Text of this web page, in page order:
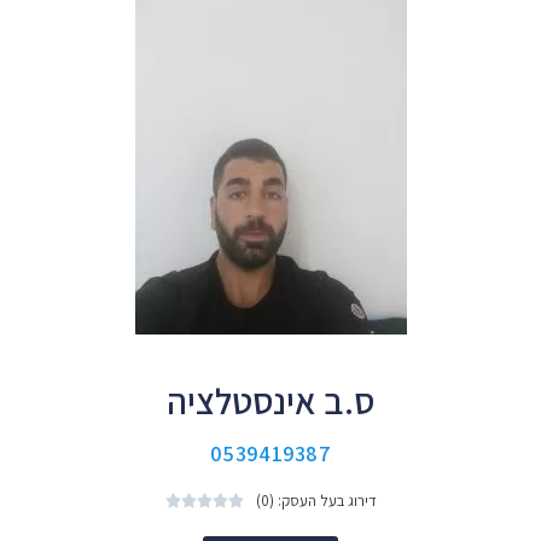
ס.ב אינסטלציה
0539419387
דירוג בעל העסק: (0) 



